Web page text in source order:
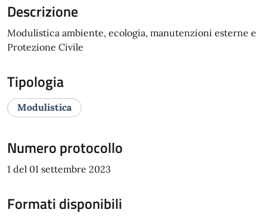
Descrizione
Modulistica ambiente, ecologia, manutenzioni esterne e
Protezione Civile
Tipologia
Modulistica
Numero protocollo
1 del 01 settembre 2023
Formati disponibili